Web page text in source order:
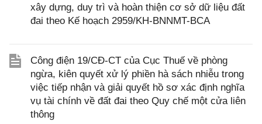
xây dựng, duy trì và hoàn thiện cơ sở dữ liệu đất
đai theo Kế hoạch 2959/KH-BNNMT-BCA
Công điện 19/CĐ-CT của Cục Thuế về phòng
ngừa, kiên quyết xử lý phiền hà sách nhiễu trong
việc tiếp nhận và giải quyết hồ sơ xác định nghĩa
vụ tài chính về đất đai theo Quy chế một cửa liên
thông